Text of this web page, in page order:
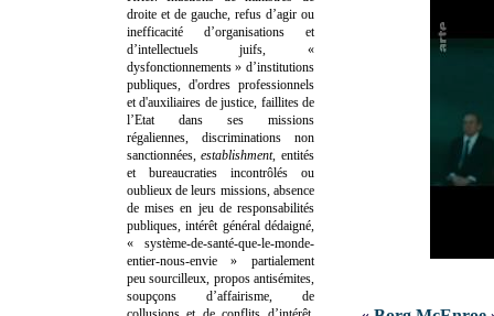
droite et de gauche, refus d’agir ou
inefficacité d’organisations et
d’intellectuels juifs, «
dysfonctionnements » d’institutions
publiques, d'ordres professionnels
et d'auxiliaires de justice, faillites de
l’Etat dans ses missions
régaliennes, discriminations non
sanctionnées,establishment, entités
et bureaucraties incontrôlés ou
oublieux de leurs missions, absence
de mises en jeu de responsabilités
publiques, intérêt général dédaigné,
« système-de-santé-que-le-monde-
entier-nous-envie » partialement
peu sourcilleux, propos antisémites,
soupçons d’affairisme, de